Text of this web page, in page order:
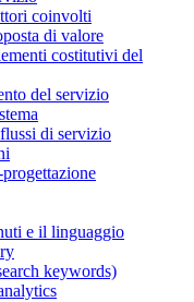
coinvolti
di valore
costitutivi del
del servizio
di servizio
e il linguaggio
keywords)